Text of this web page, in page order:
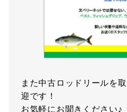
また中古ロッドリールを
迎です！
お気軽にお聞きください♪